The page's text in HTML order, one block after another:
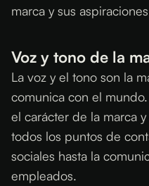
marca y sus
Voz y tono de la
La voz y el tono son la
comunica con el
el carácter de la marca
todos los puntos de
sociales hasta la
empleados.